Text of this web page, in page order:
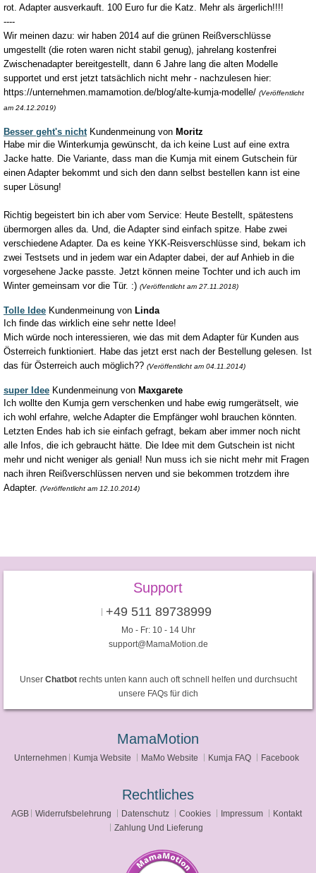
rot. Adapter ausverkauft. 100 Euro fur die Katz. Mehr als ärgerlich!!!!
----
Wir meinen dazu: wir haben 2014 auf die grünen Reißverschlüsse
umgestellt (die roten waren nicht stabil genug), jahrelang kostenfrei
Zwischenadapter bereitgestellt, dann 6 Jahre lang die alten Modelle
supportet und erst jetzt tatsächlich nicht mehr - nachzulesen hier:
https://unternehmen.mamamotion.de/blog/alte-kumja-modelle/ (Veröffentlicht
am 24.12.2019)
Besser geht's nichtKundenmeinung von Moritz
Habe mir die Winterkumja gewünscht, da ich keine Lust auf eine extra
Jacke hatte. Die Variante, dass man die Kumja mit einem Gutschein für
einen Adapter bekommt und sich den dann selbst bestellen kann ist eine
super Lösung!
Richtig begeistert bin ich aber vom Service: Heute Bestellt, spätestens
übermorgen alles da. Und, die Adapter sind einfach spitze. Habe zwei
verschiedene Adapter. Da es keine YKK-Reisverschlüsse sind, bekam ich
zwei Testsets und in jedem war ein Adapter dabei, der auf Anhieb in die
vorgesehene Jacke passte. Jetzt können meine Tochter und ich auch im
Winter gemeinsam vor die Tür. :) (Veröffentlicht am 27.11.2018)
Tolle Idee Kundenmeinung von Linda
Ich finde das wirklich eine sehr nette Idee!
Mich würde noch interessieren, wie das mit dem Adapter für Kunden aus
Österreich funktioniert. Habe das jetzt erst nach der Bestellung gelesen. Ist
das für Österreich auch möglich?? (Veröffentlicht am 04.11.2014)
super Idee Kundenmeinung von Maxgarete
Ich wollte den Kumja gern verschenken und habe ewig rumgerätselt, wie
ich wohl erfahre, welche Adapter die Empfänger wohl brauchen könnten.
Letzten Endes hab ich sie einfach gefragt, bekam aber immer noch nicht
alle Infos, die ich gebraucht hätte. Die Idee mit dem Gutschein ist nicht
mehr und nicht weniger als genial! Nun muss ich sie nicht mehr mit Fragen
nach ihren Reißverschlüssen nerven und sie bekommen trotzdem ihre
Adapter. (Veröffentlicht am 12.10.2014)
Support
+49 511 89738999
Mo - Fr: 10 - 14 Uhr
support@MamaMotion.de
Unser Chatbotrechts unten kann auch oft schnell helfen und durchsucht
unsere FAQs für dich
MamaMotion
Unternehmen Kumja Website MaMo Website Kumja FAQ Facebook
Rechtliches
AGB Widerrufsbelehrung Datenschutz Cookies Impressum
Kontakt
Zahlung Und Lieferung